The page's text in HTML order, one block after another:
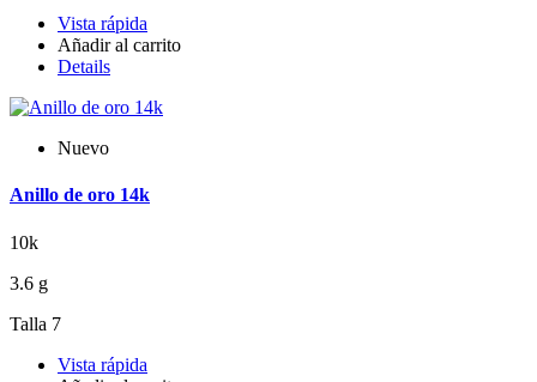
Vista rápida
Añadir al carrito
Details
Nuevo
Anillo de oro 14k
10k
3.6 g
Talla 7
Vista rápida